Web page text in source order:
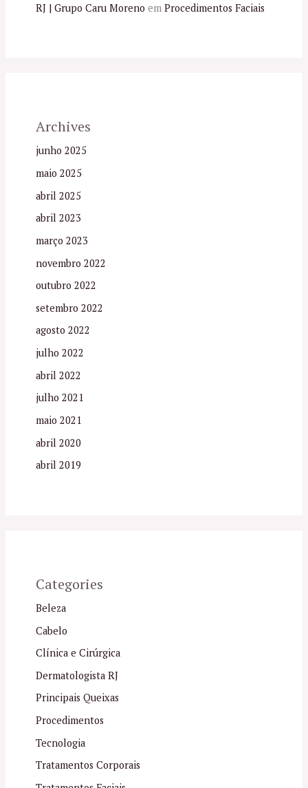
RJ | Grupo Caru Moreno em Procedimentos Faciais
Archives
junho 2025
maio 2025
abril 2025
abril 2023
março 2023
novembro 2022
outubro 2022
setembro 2022
agosto 2022
julho 2022
abril 2022
julho 2021
maio 2021
abril 2020
abril 2019
Categories
Beleza
Cabelo
Clínica e Cirúrgica
Dermatologista RJ
Principais Queixas
Procedimentos
Tecnologia
Tratamentos Corporais